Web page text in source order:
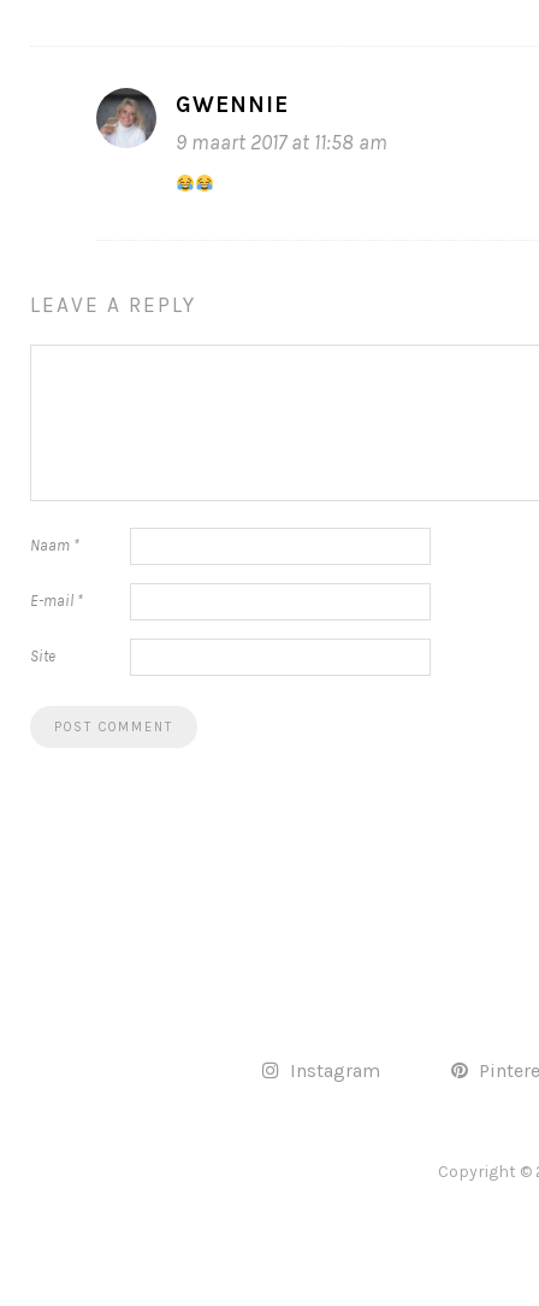
GWENNIE
9 maart 2017 at 11:58 am
LEAVE A REPLY
Naam *
E-mail *
Site
Instagram
Copyright ©